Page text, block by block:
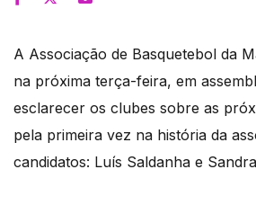
A Associação de Basquetebol da
na próxima terça-feira, em
esclarecer os clubes sobre as
pela primeira vez na história da
candidatos: Luís Saldanha e